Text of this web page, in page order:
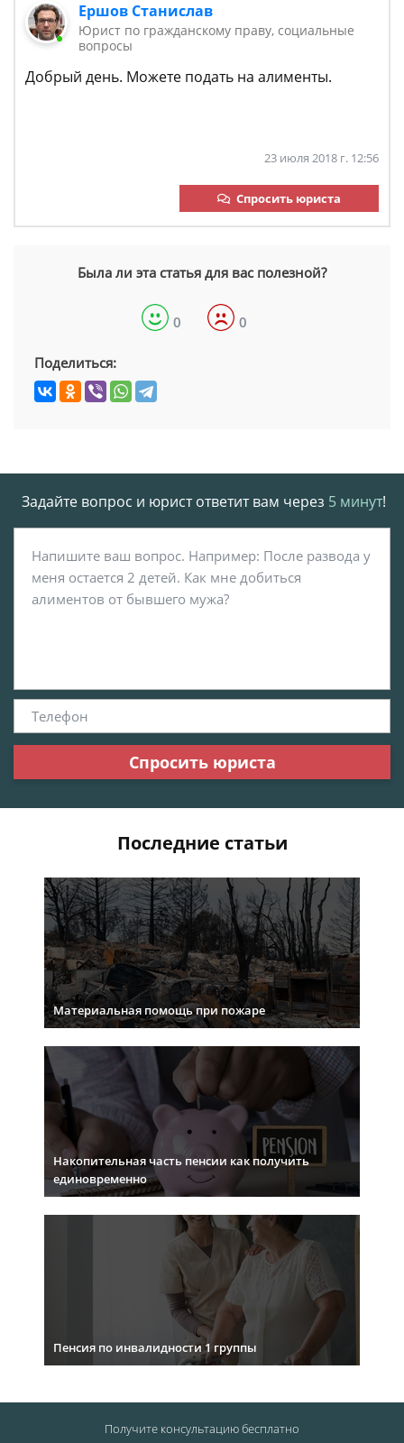
Ершов Станислав
Юрист по гражданскому праву, социальные
вопросы
Добрый день. Можете подать на алименты.
23 июля 2018 г. 12:56
Спросить юриста
Была ли эта статья для вас полезной?
0 0
Поделиться:
Задайте вопрос и юрист ответит вам через 5 минут!
Спросить юриста
Последние статьи
Материальная помощь при пожаре
Накопительная часть пенсии как получить
единовременно
Пенсия по инвалидности 1 группы
Получите консультациюбесплатно